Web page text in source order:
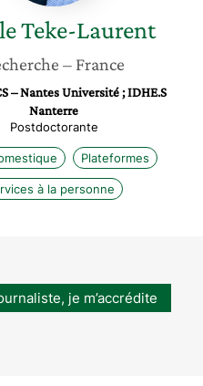
Teke-Laurent
– France
– Nantes Université ; IDHE.S
Nanterre
Postdoctorante
Plateformes
à la personne
je m’accrédite